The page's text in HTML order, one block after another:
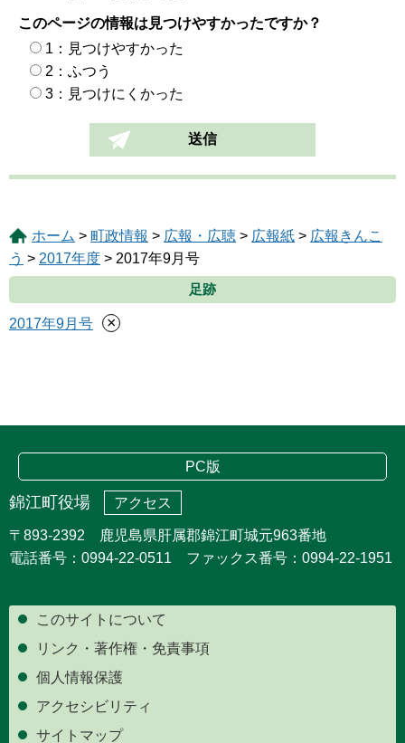
このページの情報は見つけやすかったですか？
1：見つけやすかった
2：ふつう
3：見つけにくかった
ホーム > 町政情報 > 広報・広聴 > 広報紙 > 広報きんこ
う > 2017年度 > 2017年9月号
足跡
2017年9月号 ×
PC版
錦江町役場 アクセス
〒893-2392 鹿児島県肝属郡錦江町城元963番地
電話番号：0994-22-0511 ファックス番号：0994-22-1951
このサイトについて
リンク・著作権・免責事項
個人情報保護
アクセシビリティ
サイトマップ